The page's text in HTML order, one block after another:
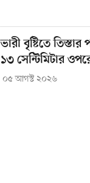
ভারী বৃষ্টিতে
১৩ সেন্টিমিটার
০৫ আগস্ট ২০২৬